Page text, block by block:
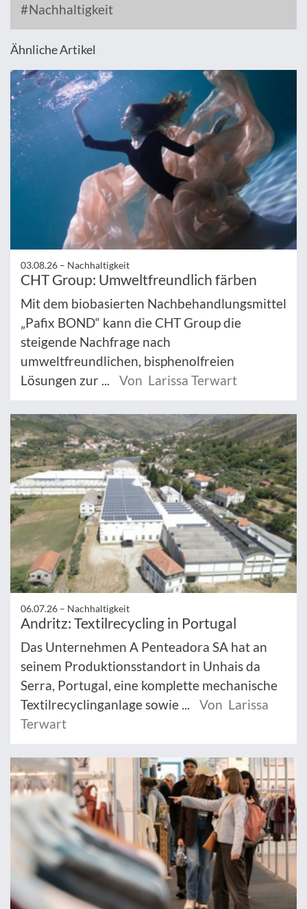
Nachhaltigkeit
Ähnliche Artikel
03.08.26 – Nachhaltigkeit
CHT Group: Umweltfreundlich färben
Mit dem biobasierten Nachbehandlungsmittel
„Pafix BOND“ kann die CHT Group die
steigende Nachfrage nach
umweltfreundlichen, bisphenolfreien
Lösungen zur ...
Von Larissa Terwart
06.07.26 – Nachhaltigkeit
Andritz: Textilrecycling in Portugal
Das Unternehmen A Penteadora SA hat an
seinem Produktionsstandort in Unhais da
Serra, Portugal, eine komplette mechanische
Textilrecyclinganlage sowie ...
Von Larissa
Terwart